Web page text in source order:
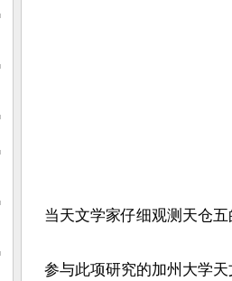
当天文学家仔细观测天仓
参与此项研究的加州大学